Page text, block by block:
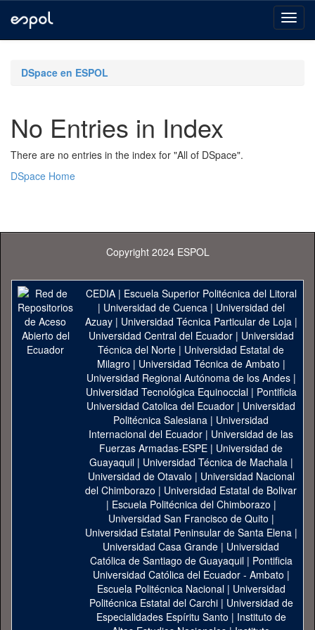
navigationDSpace en ESPOL
No Entries in Index
There are no entries in the index for "All of DSpace".
DSpace Home
Copyright 2024 ESPOL
CEDIA| Escuela Superior Politécnica del Litoral
| Universidad de Cuenca| Universidad del
Azuay| Universidad Técnica Particular de Loja|
Universidad Central del Ecuador| Universidad
Técnica del Norte | Universidad Estatal de
Milagro | Universidad Técnica de Ambato |
Universidad Regional Autónoma de los Andes|
Universidad Tecnológica Equinoccial| Pontificia
Universidad Catolica del Ecuador | Universidad
Politécnica Salesiana | Universidad
Internacional del Ecuador | Universidad de las
Fuerzas Armadas-ESPE | Universidad de
Guayaquil| Universidad Técnica de Machala|
Universidad de Otavalo | Universidad Nacional
del Chimborazo | Universidad Estatal de Bolivar
| Escuela Politécnica del Chimborazo |
Universidad San Francisco de Quito |
Universidad Estatal Peninsular de Santa Elena|
Universidad Casa Grande | Universidad
Católica de Santiago de Guayaquil| Pontificia
Universidad Católica del Ecuador - Ambato |
Escuela Politécnica Nacional| Universidad
Politécnica Estatal del Carchi| Universidad de
Especialidades Espíritu Santo | Instituto de